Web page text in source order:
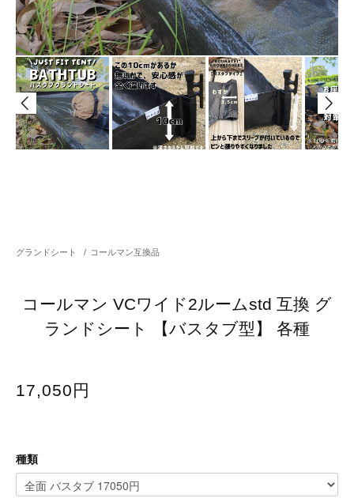
グランドシート / コールマン互換品
コールマン VCワイド2ルームstd 互換 グ
ランドシート 【バスタブ型】 各種
17,050円
種類